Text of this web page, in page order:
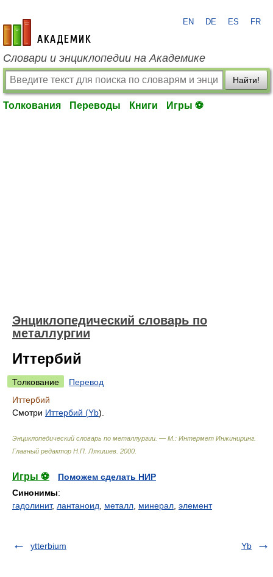
academic.ru
EN DE ES FR
Словари и энциклопедии на Академике
Найти!
Толкования Переводы Книги Игры ⚽
Энциклопедический словарь по
металлургии
Иттербий
Толкование
Перевод
Иттербий
Смотри Иттербий (Yb).
Энциклопедический словарь по металлургии. — М.: Интермет Инжиниринг
Главный редактор Н.П. Лякишев 2000
Игры ⚽
Поможем сделать НИР
Синонимы:
гадолинит, лантаноид металл минерал элемент
ytterbium Yb